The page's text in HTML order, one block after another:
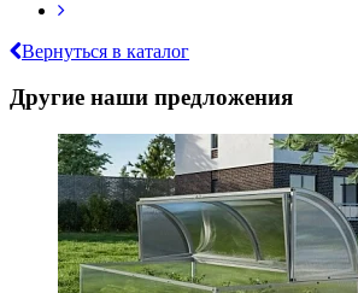
Вернуться в каталог
Другие наши предложения